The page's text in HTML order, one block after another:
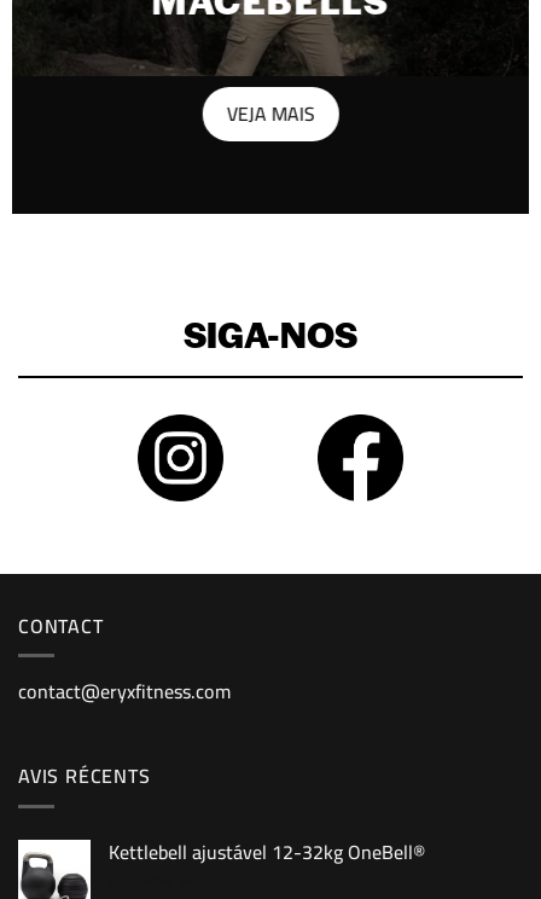
VEJA MAIS
SIGA-NOS
CONTACT
contact@eryxfitness.com
AVIS RÉCENTS
Kettlebell ajustável 12-32kg OneBell®